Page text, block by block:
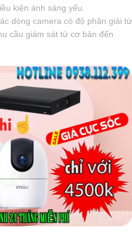
kiện ánh sáng yếu.
dòng camera có độ phân giải từ
cầu giám sát từ cơ bản đến